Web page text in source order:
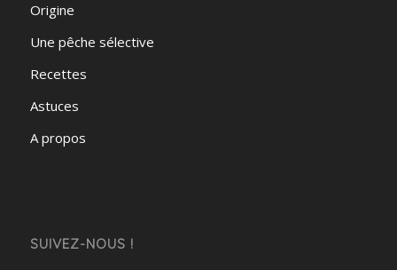
Origine
Une pêche sélective
Recettes
Astuces
A propos
SUIVEZ-NOUS !